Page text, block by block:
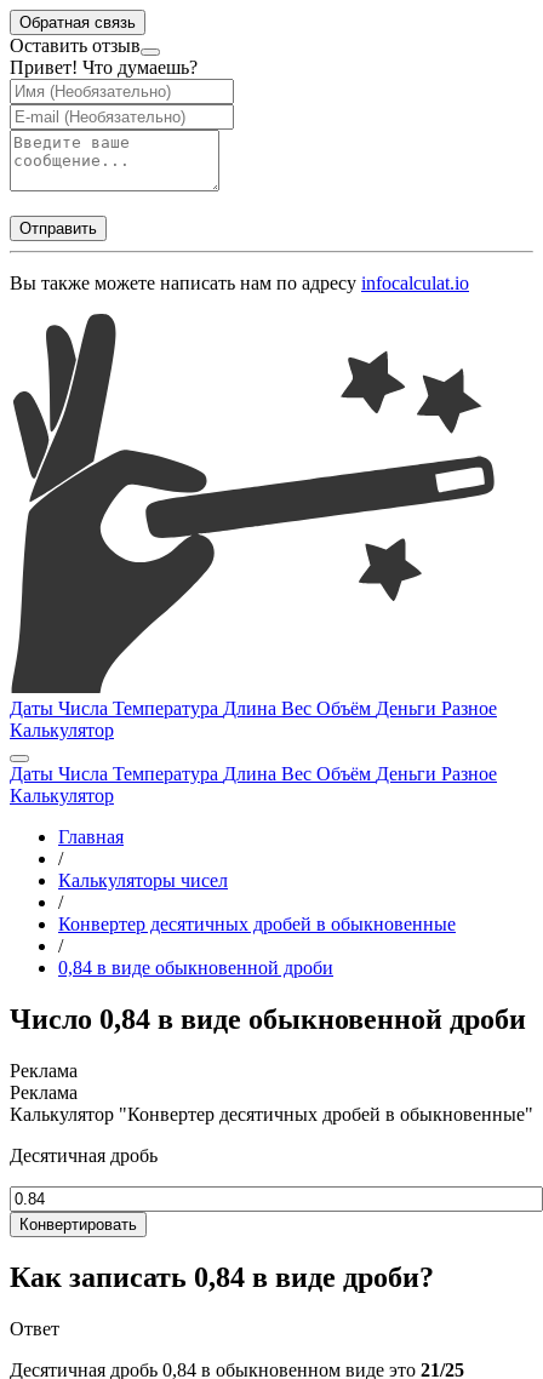
Обратная связь
Оставить отзыв
Привет! Что думаешь?
Отправить
Вы также можете написать нам по адресу infocalculat.io
Даты Числа Температура Длина Вес Объём Деньги Разное
Калькулятор
Даты Числа Температура Длина Вес Объём Деньги Разное
Калькулятор
Главная
/
Калькуляторы чисел
/
Конвертер десятичных дробей в обыкновенные
/
0,84 в виде обыкновенной дроби
Число 0,84 в виде обыкновенной дроби
Калькулятор "Конвертер десятичных дробей в обыкновенные"
Десятичная дробь
Конвертировать
Как записать 0,84 в виде дроби?
Ответ
Десятичная дробь 0,84 в обыкновенном виде это 21/25